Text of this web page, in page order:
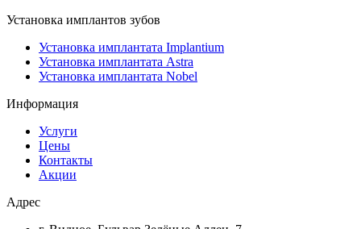
Установка имплантов зубов
Установка имплантата Implantium
Установка имплантата Astra
Установка имплантата Nobel
Информация
Услуги
Цены
Контакты
Акции
Адрес